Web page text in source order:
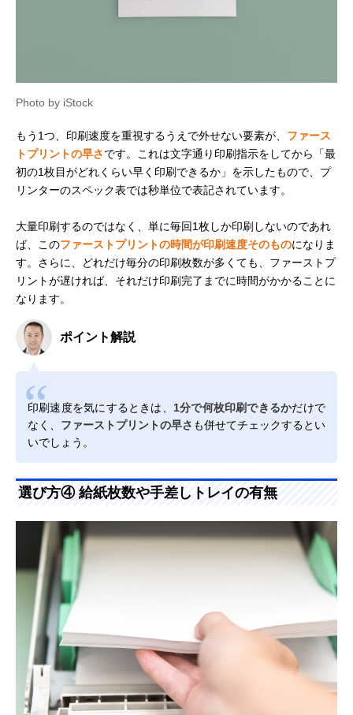
Photo by iStock
もう1つ、印刷速度を重視するうえで外せない要素が、 ファース
トプリントの早さです。これは文字通り印刷指示をしてから「最
初の1枚目がどれくらい早く印刷できるか」を示したもので、プ
リンターのスペック表では秒単位で表記されています。
大量印刷するのではなく、単に毎回1枚しか印刷しないのであれ
ば、このファーストプリントの時間が印刷速度そのものになりま
す。さらに、どれだけ毎分の印刷枚数が多くても、ファーストプ
リントが遅ければ、それだけ印刷完了までに時間がかかることに
なります。
ポイント解説
印刷速度を気にするときは、 1分で何枚印刷できるかだけで
なく、 ファーストプリントの早さ も併せてチェックするとい
いでしょう。
選び方④ 給紙枚数や手差しトレイの有無